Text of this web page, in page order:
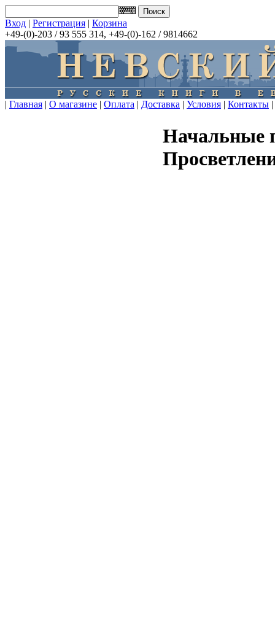
Вход | Регистрация | Корзина
+49-(0)-203 / 93 555 314, +49-(0)-162 / 9814662
| Главная | О магазине | Оплата | Доставка | Условия | Контакты |
Начальные